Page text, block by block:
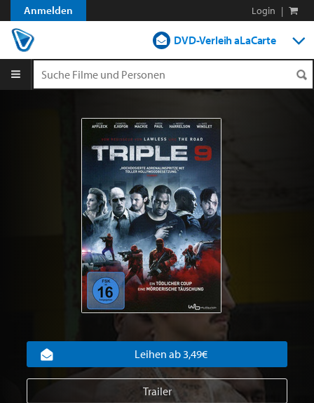
Anmelden Login |
DVD-Verleih aLaCarte
Shop
Blog
Leihen ab 3,49€
Trailer